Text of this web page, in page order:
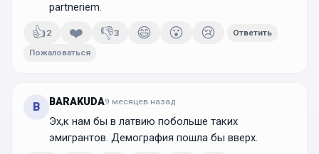
partneriem.
👍2 ❤️ 👎3 😄 😮 😢 Ответить
Пожаловаться
B BARAKUDA9 месяцев назад
Эх,к нам бы в латвию побольше таких
эмигрантов. Демография пошла бы вверх.